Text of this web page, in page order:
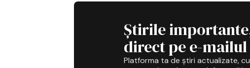
Știrile
direct pe e-
Platforma ta de știri actualizate,